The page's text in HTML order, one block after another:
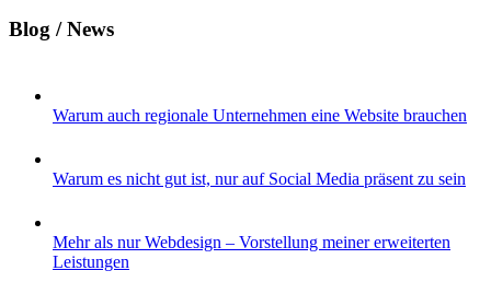
Blog / News
Warum auch regionale Unternehmen eine Website brauchen
Warum es nicht gut ist, nur auf Social Media präsent zu sein
Mehr als nur Webdesign – Vorstellung meiner erweiterten
Leistungen